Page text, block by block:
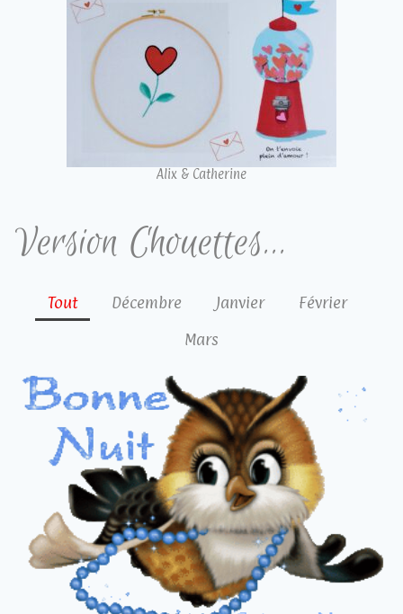
Alix & Catherine
Version Chouettes...
Tout Décembre Janvier
Février
Mars